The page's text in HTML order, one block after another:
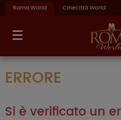
Roma World Cinecittà World
ERRORE
Si è verificato un